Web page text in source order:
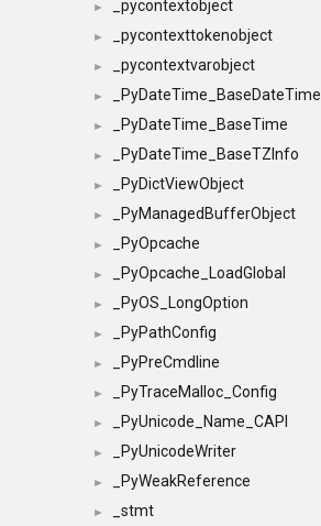
► _pycontextobject
► _pycontexttokenobject
► _pycontextvarobject
► _PyDateTime_BaseDateTime
► _PyDateTime_BaseTime
► _PyDateTime_BaseTZInfo
► _PyDictViewObject
► _PyManagedBufferObject
► _PyOpcache
► _PyOpcache_LoadGlobal
► _PyOS_LongOption
► _PyPathConfig
► _PyPreCmdline
► _PyTraceMalloc_Config
► _PyUnicode_Name_CAPI
► _PyUnicodeWriter
► _PyWeakReference
► _stmt